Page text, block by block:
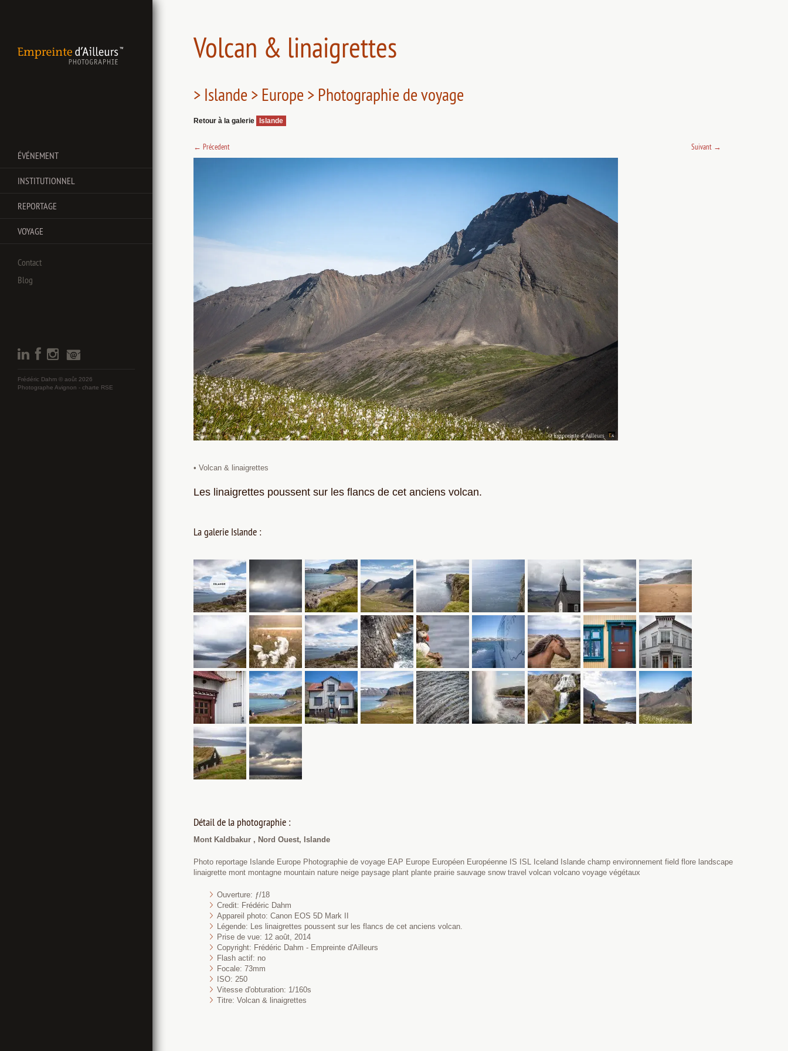
ÉVÉNEMENT
INSTITUTIONNEL
REPORTAGE
VOYAGE
Contact
Blog
Frédéric Dahm © août 2026
Photographe Avignon - charte RSE
Volcan & linaigrettes
> Islande > Europe > Photographie de voyage
Retour à la galerie Islande
← Précedent Suivant →
• Volcan & linaigrettes
Les linaigrettes poussent sur les flancs de cet anciens volcan.
La galerie Islande :
Détail de la photographie :
Mont Kaldbakur , Nord Ouest, Islande
Photo reportage Islande Europe Photographie de voyage EAP Europe Européen Européenne IS ISL Iceland Islande champ environnement field flore landscape
linaigrette mont montagne mountain nature neige paysage plant plante prairie sauvage snow travel volcan volcano voyage végétaux
Ouverture: ƒ/18
Credit: Frédéric Dahm
Appareil photo: Canon EOS 5D Mark II
Légende: Les linaigrettes poussent sur les flancs de cet anciens volcan.
Prise de vue: 12 août, 2014
Copyright: Frédéric Dahm - Empreinte d'Ailleurs
Flash actif: no
Focale: 73mm
ISO: 250
Vitesse d'obturation: 1/160s
Titre: Volcan & linaigrettes